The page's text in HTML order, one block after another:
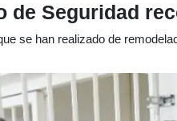
de Seguridad
se han realizado de